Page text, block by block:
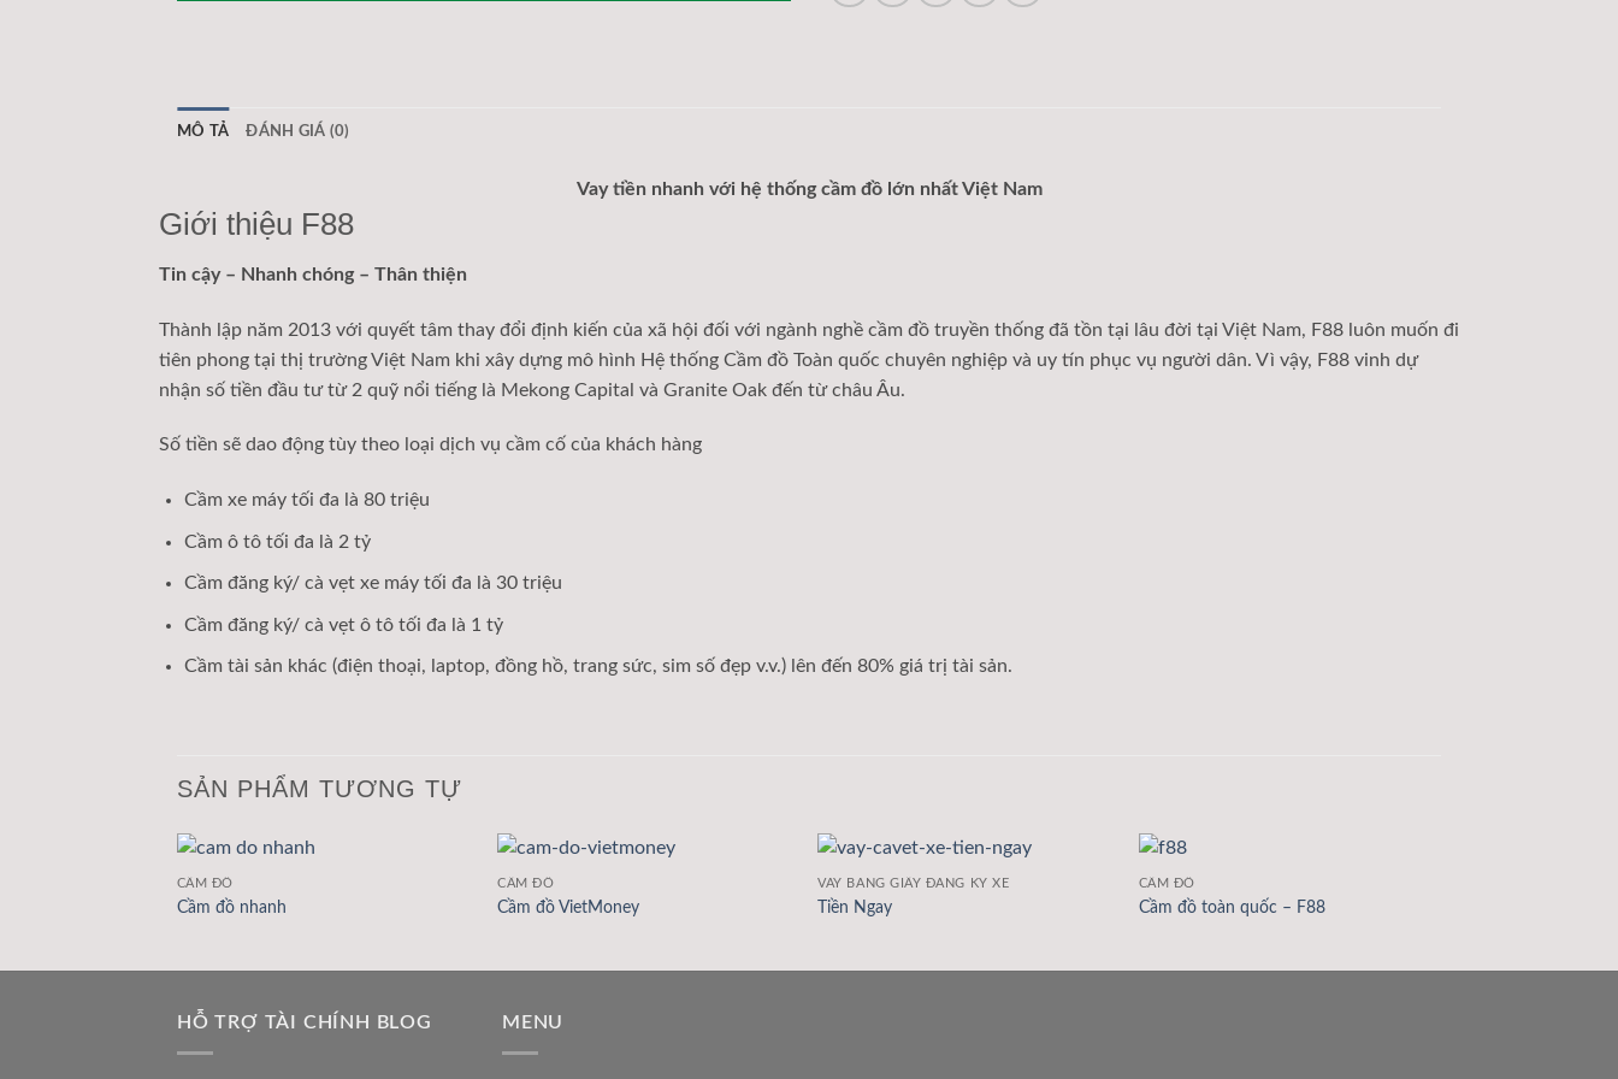
MÔ TẢ ĐÁNH GIÁ (0)
Vay tiền nhanh với hệ thống cầm đồ lớn nhất Việt Nam
Giới thiệu F88
Tin cậy – Nhanh chóng – Thân thiện
Thành lập năm 2013 với quyết tâm thay đổi định kiến của xã hội đối với ngành nghề cầm đồ truyền thống đã tồn tại lâu đời tại Việt Nam, F88 luôn muốn đi
tiên phong tại thị trường Việt Nam khi xây dựng mô hình Hệ thống Cầm đồ Toàn quốc chuyên nghiệp và uy tín phục vụ người dân. Vì vậy, F88 vinh dự
nhận số tiền đầu tư từ 2 quỹ nổi tiếng là Mekong Capital và Granite Oak đến từ châu Âu.
Số tiền sẽ dao động tùy theo loại dịch vụ cầm cố của khách hàng
Cầm xe máy tối đa là 80 triệu
Cầm ô tô tối đa là 2 tỷ
Cầm đăng ký/ cà vẹt xe máy tối đa là 30 triệu
Cầm đăng ký/ cà vẹt ô tô tối đa là 1 tỷ
Cầm tài sản khác (điện thoại, laptop, đồng hồ, trang sức, sim số đẹp v.v.) lên đến 80% giá trị tài sản.
SẢN PHẨM TƯƠNG TỰ
CẦM ĐỒ
Cầm đồ nhanh
CẦM ĐỒ
Cầm đồ VietMoney
VAY BẰNG GIẤY ĐĂNG KÝ XE
Tiền Ngay
CẦM ĐỒ
Cầm đồ toàn quốc – F88
HỖ TRỢ TÀI CHÍNH BLOG MENU